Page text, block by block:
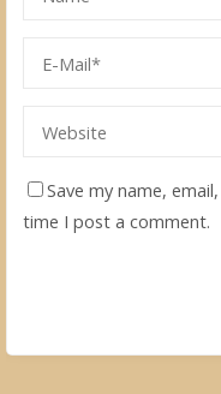
Save my name,
time I post a comment.